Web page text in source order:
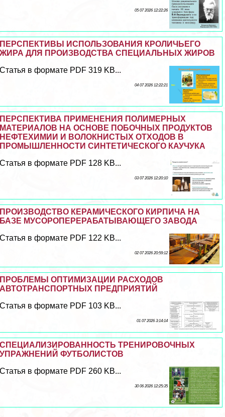
05 07 2026 12:22:26
ПЕРСПЕКТИВЫ ИСПОЛЬЗОВАНИЯ КРОЛИЧЬЕГО
ЖИРА ДЛЯ ПРОИЗВОДСТВА СПЕЦИАЛЬНЫХ ЖИРОВ
Статья в формате PDF 319 KB...
04 07 2026 12:22:21
ПЕРСПЕКТИВА ПРИМЕНЕНИЯ ПОЛИМЕРНЫХ
МАТЕРИАЛОВ НА ОСНОВЕ ПОБОЧНЫХ ПРОДУКТОВ
НЕФТЕХИМИИ И ВОЛОКНИСТЫХ ОТХОДОВ В
ПРОМЫШЛЕННОСТИ СИНТЕТИЧЕСКОГО КАУЧУКА
Статья в формате PDF 128 KB...
03 07 2026 12:20:10
ПРОИЗВОДСТВО КЕРАМИЧЕСКОГО КИРПИЧА НА
БАЗЕ МУСОРОПЕРЕРАБАТЫВАЮЩЕГО ЗАВОДА
Статья в формате PDF 122 KB...
02 07 2026 20:59:12
ПРОБЛЕМЫ ОПТИМИЗАЦИИ РАСХОДОВ
АВТОТРАНСПОРТНЫХ ПРЕДПРИЯТИЙ
Статья в формате PDF 103 KB...
01 07 2026 3:14:14
СПЕЦИАЛИЗИРОВАННОСТЬ ТРЕНИРОВОЧНЫХ
УПРАЖНЕНИЙ ФУТБОЛИСТОВ
Статья в формате PDF 260 KB...
30 06 2026 12:25:35